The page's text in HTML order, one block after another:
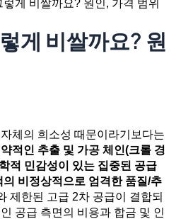
게 비쌀까요? 원인, 가격 범위
게 비쌀까요? 원
체의 희소성 때문이라기보다는
적인 추출 및 가공 체인(크롤 경
적 민감성이 있는 집중된 공급
비정상적으로 엄격한 품질/추
제한된 고급 2차 공급이 결합되
공급 측면의 비용과 합금 및 인